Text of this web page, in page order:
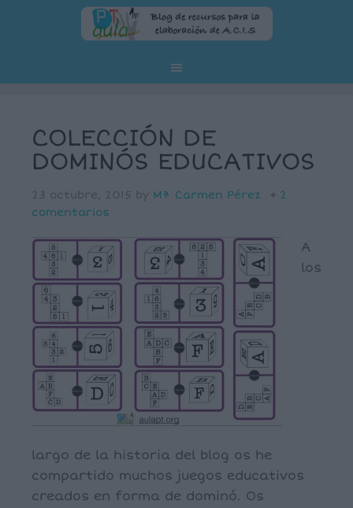
COLECCIÓN DE
DOMINÓS EDUCATIVOS
23 octubre, 2015 by Mª Carmen Pérez
2
comentarios
A
los
largo de la historia del blog os he
compartido muchos juegos educativos
creados en forma de dominó. Os